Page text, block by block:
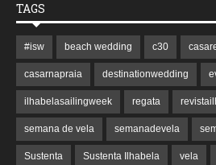
TAGS
#isw beach wedding c30
casarnapraia destinationwedding
ilhabelasailingweek regata
semana de vela semanadevela
Sustenta Sustenta Ilhabela vela